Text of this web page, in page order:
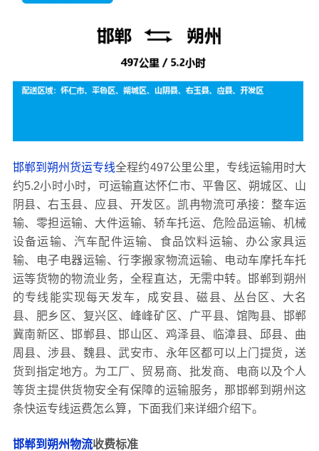
邯郸到朔州货运专线全程约497公里公里，专线运输用时大
约5.2小时小时，可运输直达怀仁市、平鲁区、朔城区、山
阴县、右玉县、应县、开发区。凯冉物流可承接：整车运
输、零担运输、大件运输、轿车托运、危险品运输、机械
设备运输、汽车配件运输、食品饮料运输、办公家具运
输、电子电器运输、行李搬家物流运输、电动车摩托车托
运等货物的物流业务，全程直达，无需中转。邯郸到朔州
的专线能实现每天发车，成安县、磁县、丛台区、大名
县、肥乡区、复兴区、峰峰矿区、广平县、馆陶县、邯郸
冀南新区、邯郸县、邯山区、鸡泽县、临漳县、邱县、曲
周县、涉县、魏县、武安市、永年区都可以上门提货，送
货到指定地方。为工厂、贸易商、批发商、电商以及个人
等货主提供货物安全有保障的运输服务，那邯郸到朔州这
条快运专线运费怎么算，下面我们来详细介绍下。
邯郸到朔州物流收费标准